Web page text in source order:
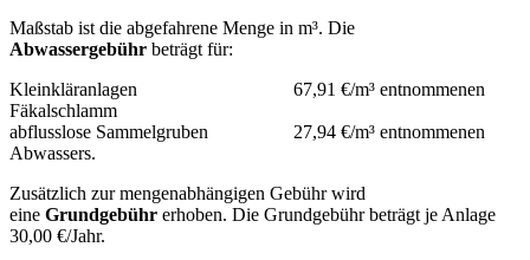
Maßstab ist die abgefahrene Menge in m³. Die
Abwassergebühr beträgt für:
Kleinkläranlagen 67,91 €/m³ entnommenen
Fäkalschlamm
abflusslose Sammelgruben 27,94 €/m³ entnommenen
Abwassers.
Zusätzlich zur mengenabhängigen Gebühr wird
eine Grundgebühr erhoben. Die Grundgebühr beträgt je Anlage
30,00 €/Jahr.